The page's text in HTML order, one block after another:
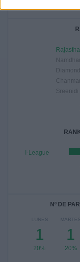
I-League
Nº DE
LUNES
1
20%
MARTES
1
20%